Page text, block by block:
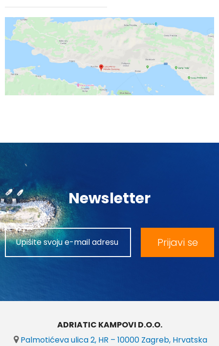
Newsletter
Prijavi se
ADRIATIC KAMPOVI D.O.O.
Palmotićeva ulica 2, HR – 10000 Zagreb, Hrvatska